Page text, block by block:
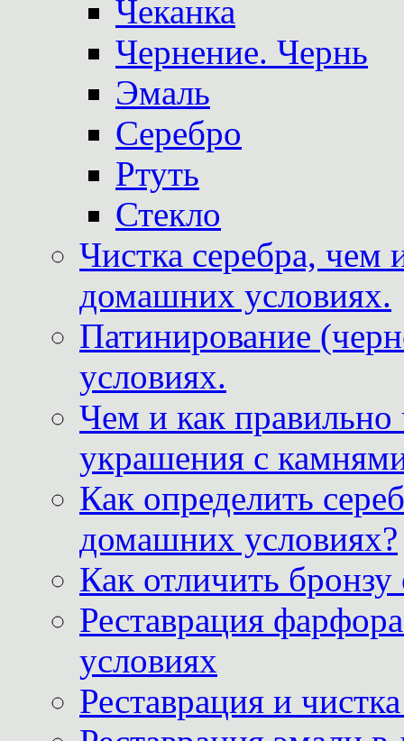
Чеканка
Чернение. Чернь
Эмаль
Серебро
Ртуть
Стекло
Чистка серебра, чем
домашних условиях.
Патинирование
условиях.
Чем и как
украшения с
Как определить
домашних условиях?
Как отличить
Реставрация
условиях
Реставрация и